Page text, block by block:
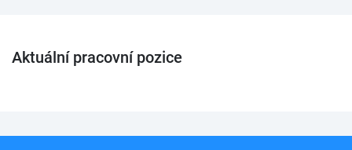
Aktuální pracovní pozice